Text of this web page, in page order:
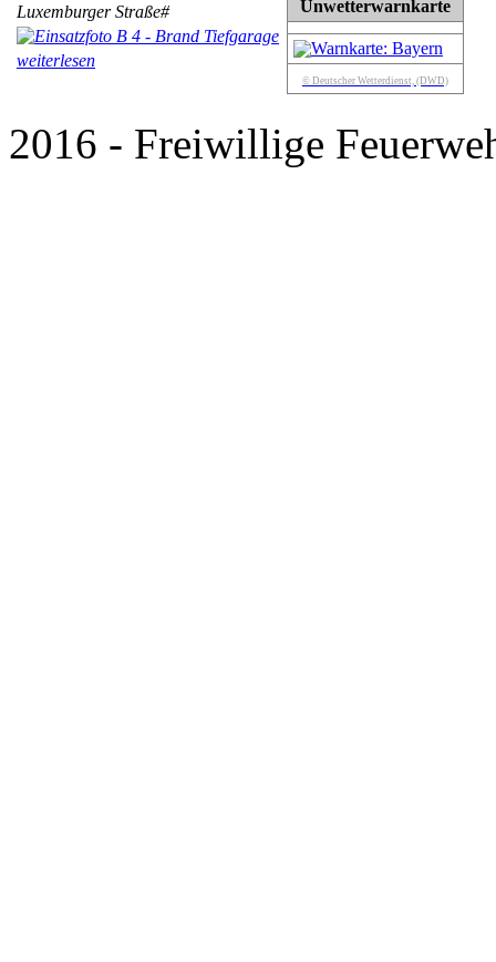
Luxemburger Straße#
weiterlesen
Unwetterwarnkarte
© Deutscher Wetterdienst, (DWD)
2016 - Freiwillige